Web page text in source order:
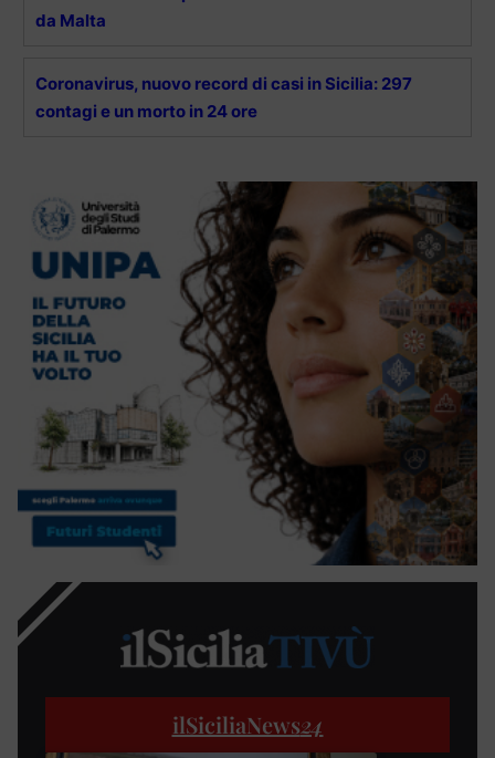
da Malta
Coronavirus, nuovo record di casi in Sicilia: 297
contagi e un morto in 24 ore
ilSiciliaNews24